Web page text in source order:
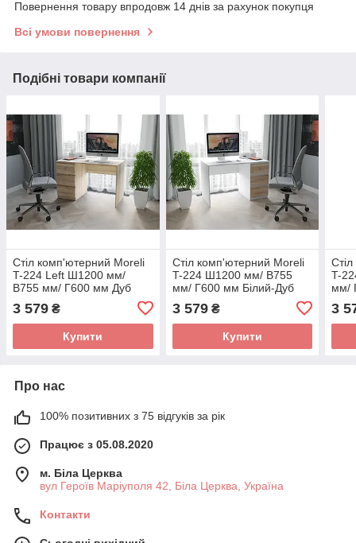
Повернення товару впродовж 14 днів за рахунок покупця
Всі умови повернення
Подібні товари компанії
Стіл комп'ютерний Moreli
T-224 Left Ш1200 мм/
В755 мм/ Г600 мм Дуб
3 579 ₴
Купити
Стіл комп'ютерний Moreli
T-224 Ш1200 мм/ В755
мм/ Г600 мм Білий-Дуб
3 579₴
Купити
T-
мм/
3
Про нас
100% позитивних з 75 відгуків за рік
Працює з 05.08.2020
м. Біла Церква
вул Героїв Маріуполя 42, Біла Церква, Україна
Контакти